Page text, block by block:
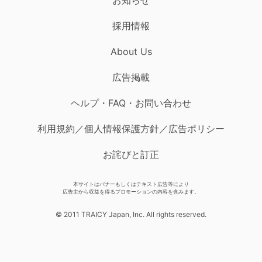
採用情報
About Us
広告掲載
ヘルプ・FAQ・お問い合わせ
利用規約／個人情報保護方針／広告ポリシー
お詫びと訂正
本サイトはバナーもしくはテキスト広告等により
広告主から収益を得るプロモーションの内容を含みます。
© 2011 TRAICY Japan, Inc. All rights reserved.